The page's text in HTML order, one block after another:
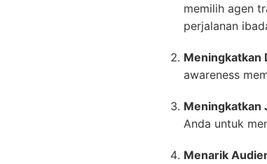
memilih agen
perjalanan
Meningkatkan
awareness
Meningkatkan
Anda untuk
Menarik